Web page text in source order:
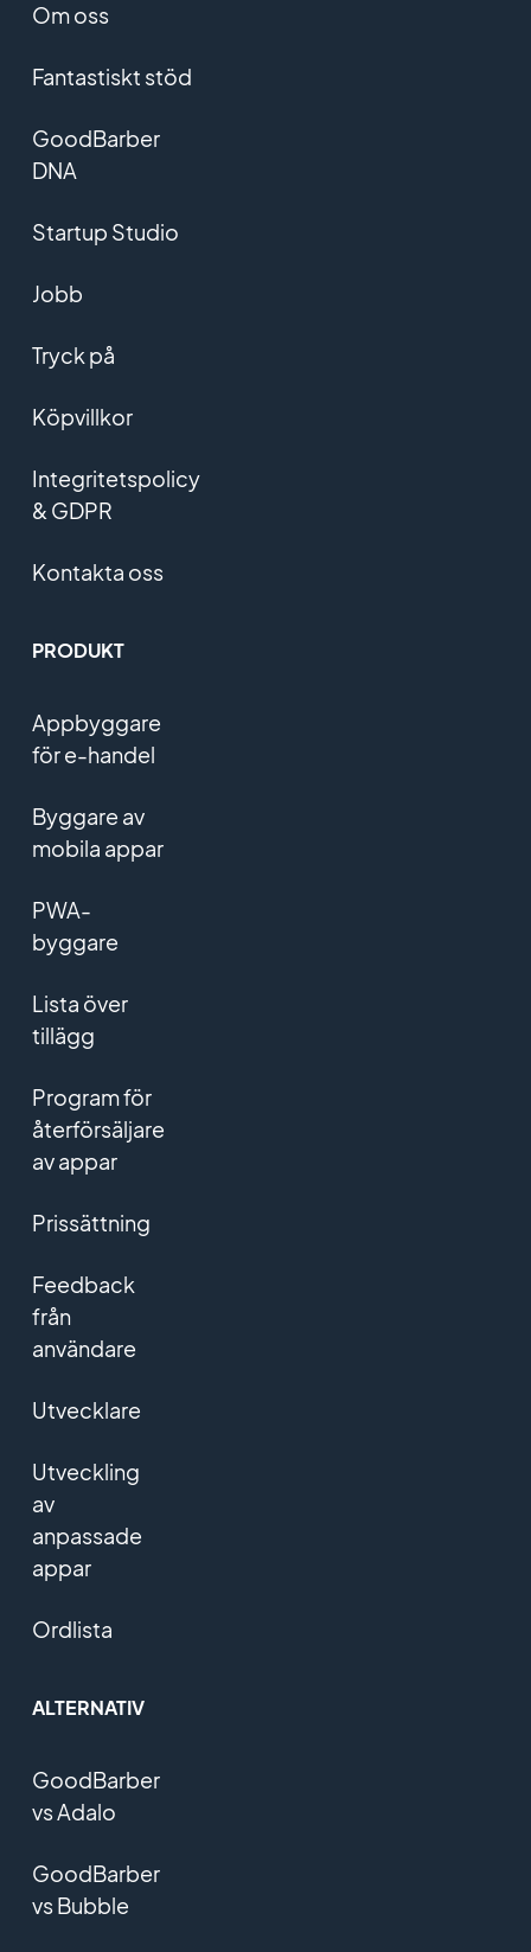
Om oss
Fantastiskt stöd
GoodBarber
DNA
Startup Studio
Jobb
Tryck på
Köpvillkor
Integritetspolicy
& GDPR
Kontakta oss
PRODUKT
Appbyggare
för e-handel
Byggare av
mobila appar
PWA-
byggare
Lista över
tillägg
Program för
återförsäljare
av appar
Prissättning
Feedback
från
användare
Utvecklare
Utveckling
av
anpassade
appar
Ordlista
ALTERNATIV
GoodBarber
vs Adalo
GoodBarber
vs Bubble